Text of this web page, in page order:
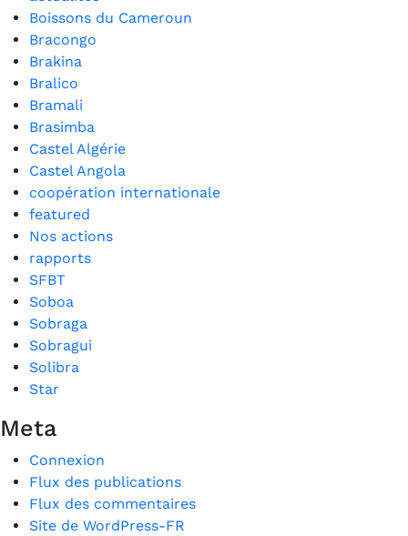
Boissons du Cameroun
Bracongo
Brakina
Bralico
Bramali
Brasimba
Castel Algérie
Castel Angola
coopération internationale
featured
Nos actions
rapports
SFBT
Soboa
Sobraga
Sobragui
Solibra
Star
Meta
Connexion
Flux des publications
Flux des commentaires
Site de WordPress-FR